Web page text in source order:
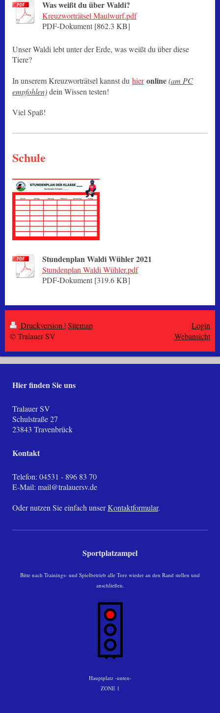
Was weißt du über Waldi?
Kreuzworträtsel Maulwurf.pdf
PDF-Dokument [862.3 KB]
Unser Waldi lebt unter der Erde, was weißt du über diese
Tiere?
In unserem Kreuzworträtsel kannst du hieronline(am PC
empfohlen)dein Wissen testen!
Viel Spaß!
Schule
Stundenplan Waldi Wühler 2021
Stundenplan Waldi Wühler.pdf
PDF-Dokument [319.6 KB]
Druckversion |Sitemap
© Tralauer SV
Login
Webansicht
Hier finden Sie uns
Tralauer SV
Schulstraße27
23843 Travenbrück
Kontakt
Telefon: 04531 - 896 83 70
E-Mail: mail@tralauersv.de
Oder nutzen Sie einfach unserKontaktformular.
Sportplatzampel
Bitte nach Trainings- und Spielbetrieb alle Tore wieder an den Rand stellen und
anschließen.
Hauptplatz -unten-
ZONE 1